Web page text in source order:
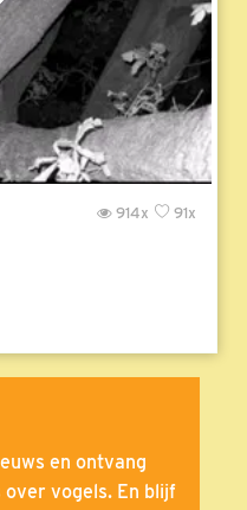
91x
914x
en ontvang
vogels. En blijf